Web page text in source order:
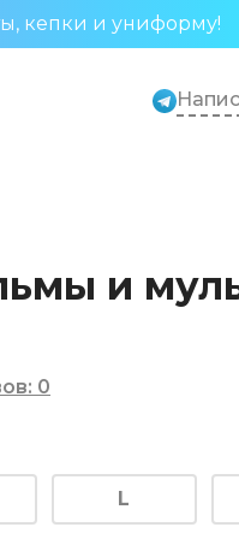
кепки и униформу!
и
: 0
L